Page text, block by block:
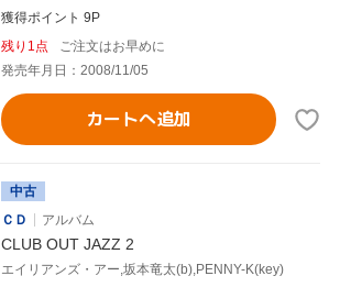
獲得ポイント 9P
残り1点
ご注文はお早めに
発売年月日：2008/11/05
カートへ追加
中古
ＣＤ
アルバム
CLUB OUT JAZZ 2
エイリアンズ・アー,坂本竜太(b),PENNY-K(key)